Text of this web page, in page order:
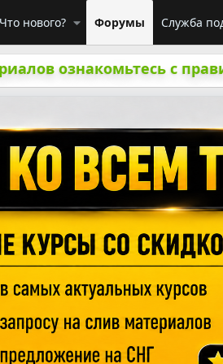
Что нового? Форумы Служба
ознакомьтесь с